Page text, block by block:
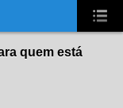
quem está